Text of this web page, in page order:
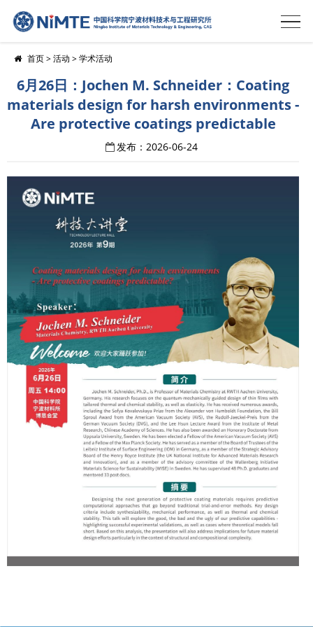
首页>活动 >学术活动
6月26日：Jochen M. Schneider：Coating
materials design for harsh environments -
Are protective coatings predictable
发布：2026-06-24